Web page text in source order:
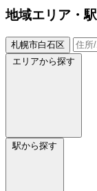
地域エリア・駅
札幌市白石区
エリアから探す
駅から探す